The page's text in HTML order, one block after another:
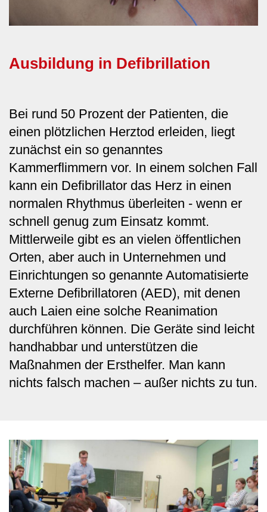
Ausbildung in Defibrillation
Bei rund 50 Prozent der Patienten, die
einen plötzlichen Herztod erleiden, liegt
zunächst ein so genanntes
Kammerflimmern vor. In einem solchen Fall
kann ein Defibrillator das Herz in einen
normalen Rhythmus überleiten - wenn er
schnell genug zum Einsatz kommt.
Mittlerweile gibt es an vielen öffentlichen
Orten, aber auch in Unternehmen und
Einrichtungen so genannte Automatisierte
Externe Defibrillatoren (AED), mit denen
auch Laien eine solche Reanimation
durchführen können. Die Geräte sind leicht
handhabbar und unterstützen die
Maßnahmen der Ersthelfer. Man kann
nichts falsch machen – außer nichts zu tun.